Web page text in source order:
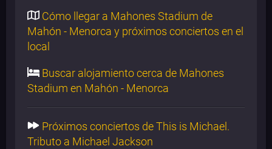
Cómo llegar a Mahones Stadium de
Mahón - Menorca y próximos conciertos en el
local
Buscar alojamiento cerca de Mahones
Stadium en Mahón - Menorca
Próximos conciertos de This is Michael.
Tributo a Michael Jackson